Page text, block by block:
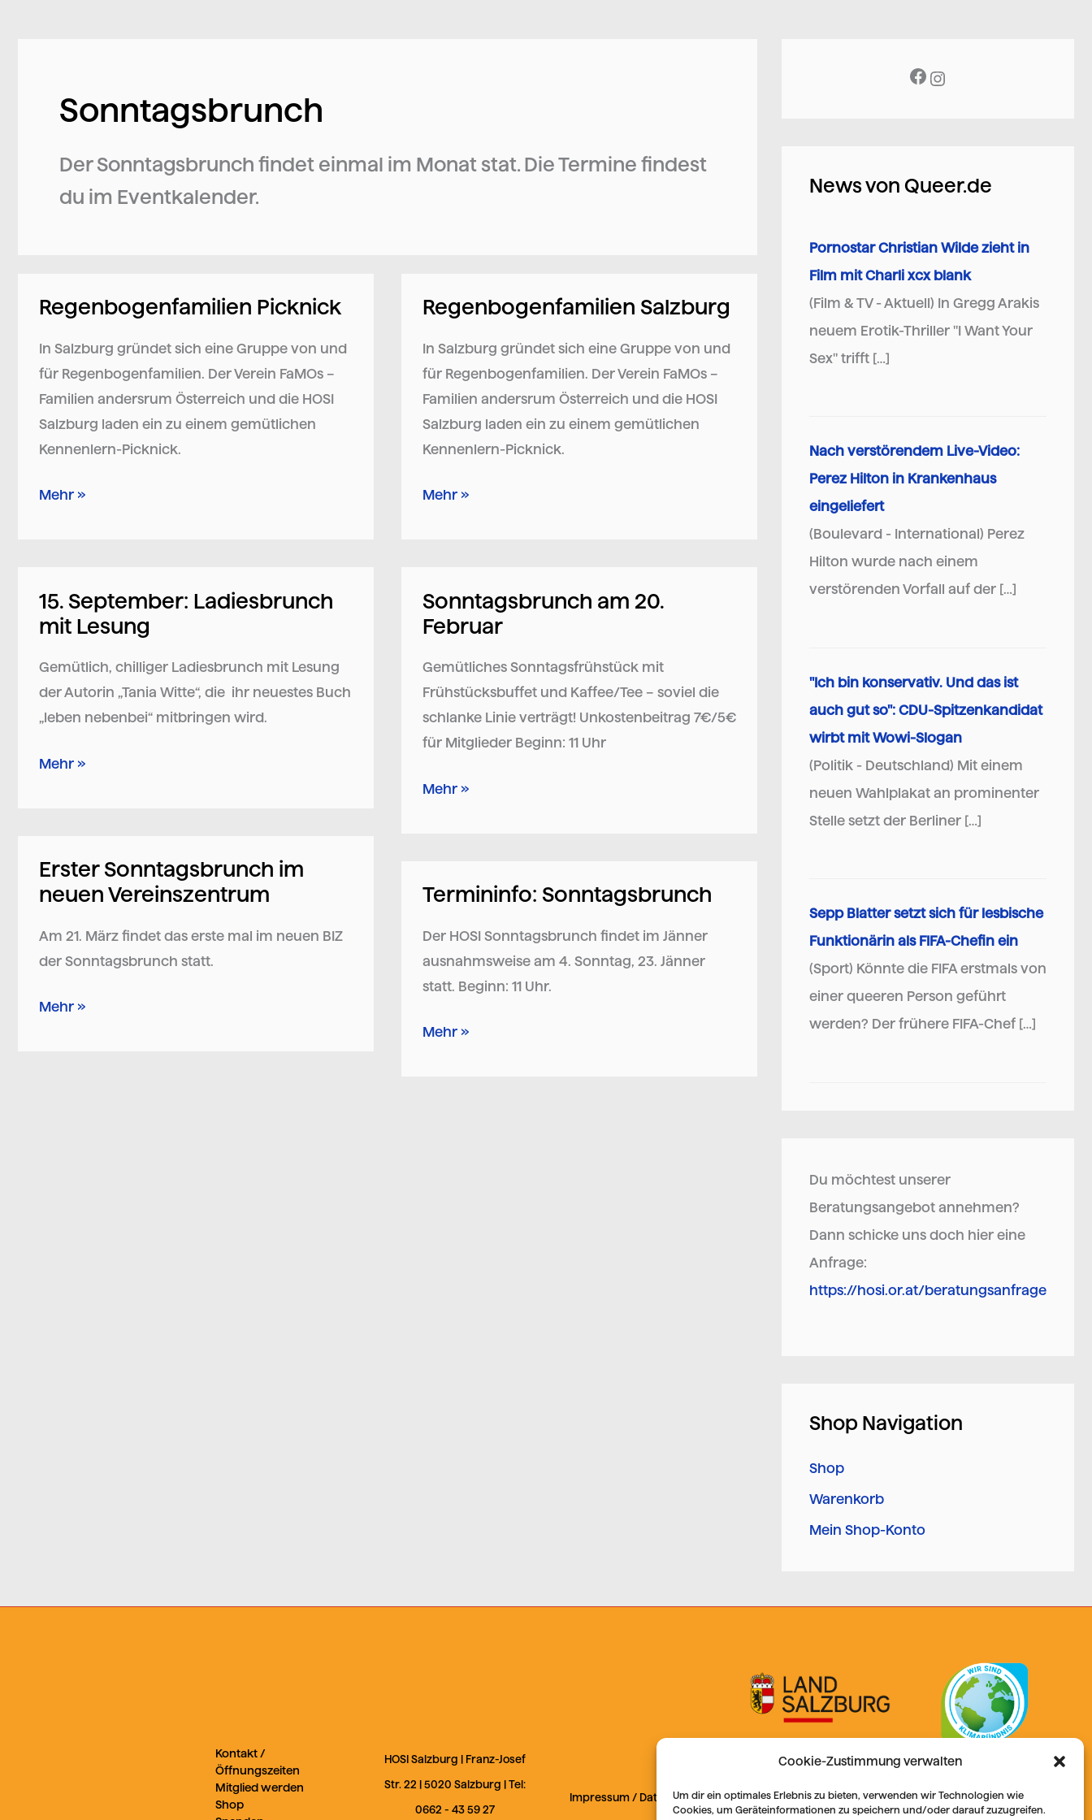
Cookie-Zustimmung verwalten
Um dir ein optimales Erlebnis zu bieten, verwenden wir Technologien wie
Cookies, um Geräteinformationen zu speichern und/oder darauf zuzugreifen.
Sonntagsbrunch
Der Sonntagsbrunch findet einmal im Monat stat. Die Termine findest
du im Eventkalender.
Regenbogenfamilien Picknick
In Salzburg gründet sich eine Gruppe von und
für Regenbogenfamilien. Der Verein FaMOs –
Familien andersrum Österreich und die HOSI
Salzburg laden ein zu einem gemütlichen
Kennenlern-Picknick.
Regenbogenfamilien
Mehr »
Regenbogenfamilien Salzburg
In Salzburg gründet sich eine Gruppe von und
für Regenbogenfamilien. Der Verein FaMOs –
Familien andersrum Österreich und die HOSI
Salzburg laden ein zu einem gemütlichen
Kennenlern-Picknick.
Regenbogenfamilien
Mehr »
15. September: Ladiesbrunch
mit Lesung
Gemütlich, chilliger Ladiesbrunch mit Lesung
der Autorin „Tania Witte“, die ihr neuestes Buch
„leben nebenbei“ mitbringen wird.
15.
September:
mit
Lesung
Mehr »
Sonntagsbrunch am 20.
Februar
Gemütliches Sonntagsfrühstück mit
Frühstücksbuffet und Kaffee/Tee – soviel die
schlanke Linie verträgt! Unkostenbeitrag 7€/5€
für Mitglieder Beginn: 11 Uhr
Sonntagsbrunch
am
Februar
Mehr »
Erster Sonntagsbrunch im
neuen Vereinszentrum
Am 21. März findet das erste mal im neuen BIZ
der Sonntagsbrunch statt.
Erster
Sonntagsbrunch
neuen
Vereinszentrum
Mehr »
Termininfo: Sonntagsbrunch
Der HOSI Sonntagsbrunch findet im Jänner
ausnahmsweise am 4. Sonntag, 23. Jänner
statt. Beginn: 11 Uhr.
Termininfo:
Mehr »
News von Queer.de
Pornostar Christian Wilde zieht in
Film mit Charli xcx blank
(Film & TV - Aktuell) In Gregg Arakis
neuem Erotik-Thriller "I Want Your
Sex" trifft […]
Nach verstörendem Live-Video:
Perez Hilton in Krankenhaus
eingeliefert
(Boulevard - International) Perez
Hilton wurde nach einem
verstörenden Vorfall auf der […]
"Ich bin konservativ. Und das ist
auch gut so": CDU-Spitzenkandidat
wirbt mit Wowi-Slogan
(Politik - Deutschland) Mit einem
neuen Wahlplakat an prominenter
Stelle setzt der Berliner […]
Sepp Blatter setzt sich für lesbische
Funktionärin als FIFA-Chefin ein
(Sport) Könnte die FIFA erstmals von
einer queeren Person geführt
werden? Der frühere FIFA-Chef […]
Du möchtest unserer
Beratungsangebot annehmen?
Dann schicke uns doch hier eine
Anfrage:
https://hosi.or.at/beratungsanfrage
Shop Navigation
Shop
Warenkorb
Mein Shop-Konto
Kontakt /
Öffnungszeiten
Mitglied werden
Shop
HOSI Salzburg | Franz-Josef
Str. 22 5020 Salzburg | Tel:
0662 - 43 59 27
Impressum / Datenschutz